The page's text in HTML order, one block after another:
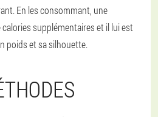
En les consommant, une
supplémentaires et il lui est
poids et sa silhouette.